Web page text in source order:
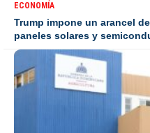
ECONOMÍA
Trump impone un arancel
paneles solares y